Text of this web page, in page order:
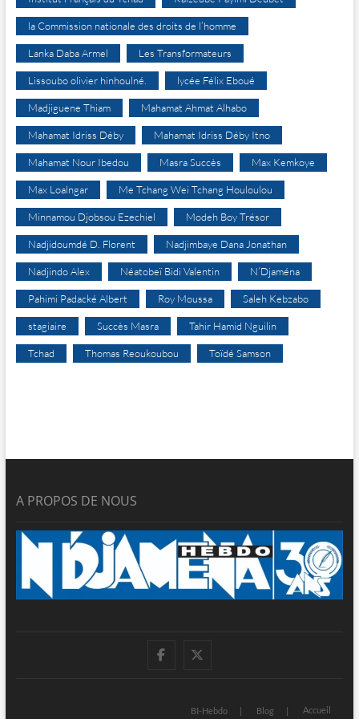
la Commission nationale des droits de l’homme
Lanka Daba Armel Les Transformateurs
Lissoubo olivier hinhoulné. lycée Félix Eboué
Madjiguene Thiam Mahamat Ahmat Alhabo
Mahamat Idriss Déby Mahamat Idriss Déby Itno
Mahamat Nour Ibedou Masra Succès Max Kemkoye
Max Loalngar Me Tchang Wei Tchang Houloulou
Minnamou Djobsou Ezechiel Modeh Boy Trésor
Nadjidoumdé D. Florent Nadjimbaye Dana Jonathan
Nadjindo Alex Néatobeï Bidi Valentin N’Djaména
Pahimi Padacké Albert Roy Moussa Saleh Kebzabo
stagiaire Succès Masra Tahir Hamid Nguilin
Tchad Thomas Reoukoubou Toïdé Samson
A PROPOS DE NOUS
facebook
BI-Hebdo Blog Accueil